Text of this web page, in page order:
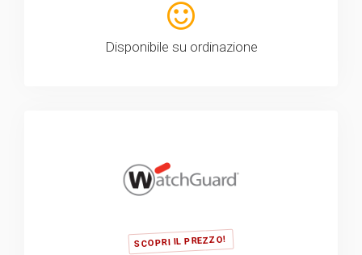
Disponibile su ordinazione
SCOPRI IL PREZZO!